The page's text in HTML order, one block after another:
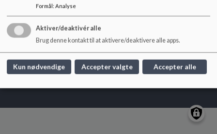
bjedstrupskole@skanderborg.dk
+45 87942000
EAN NR.
5798005707233
Sitemap
Cookie politik
Formål: Analyse
Aktiver/deaktivér alle
Brug denne kontakt til at aktivere/deaktivere alle apps.
Kun nødvendige Accepter valgte Accepter alle